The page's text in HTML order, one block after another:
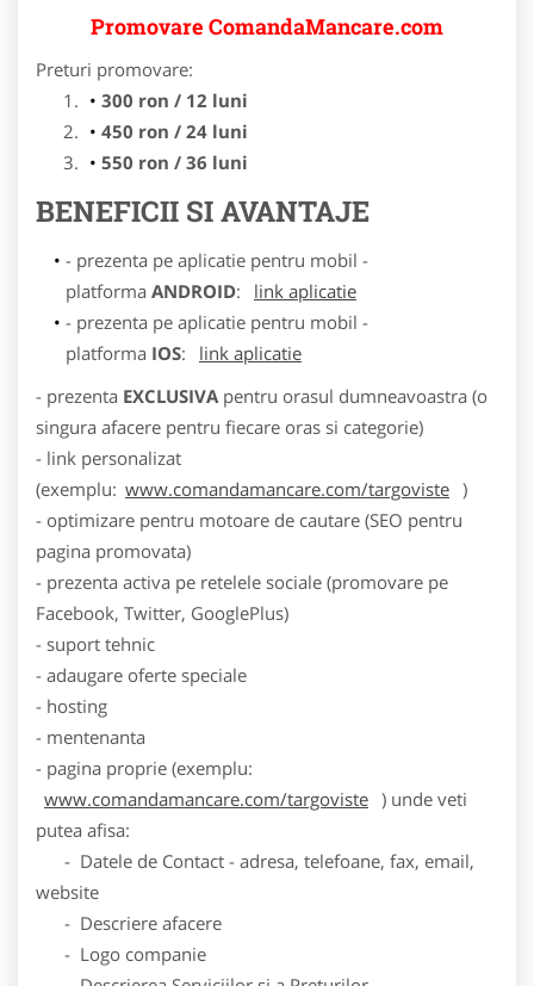
Promovare ComandaMancare.com
Preturi promovare:
300 ron / 12 luni
450 ron / 24 luni
550 ron / 36 luni
BENEFICII SI AVANTAJE
- prezenta pe aplicatie pentru mobil -
platforma ANDROID:
link aplicatie
- prezenta pe aplicatie pentru mobil -
platforma IOS:
link aplicatie
- prezenta EXCLUSIVA pentru orasul dumneavoastra (o
singura afacere pentru fiecare oras si categorie)
- link personalizat
(exemplu: www.comandamancare.com/targoviste )
- optimizare pentru motoare de cautare (SEO pentru
pagina promovata)
- prezenta activa pe retelele sociale (promovare pe
Facebook, Twitter, GooglePlus)
- suport tehnic
- adaugare oferte speciale
- hosting
- mentenanta
- pagina proprie (exemplu:
www.comandamancare.com/targoviste ) unde veti
putea afisa:
- Datele de Contact - adresa, telefoane, fax, email,
website
- Descriere afacere
- Logo companie